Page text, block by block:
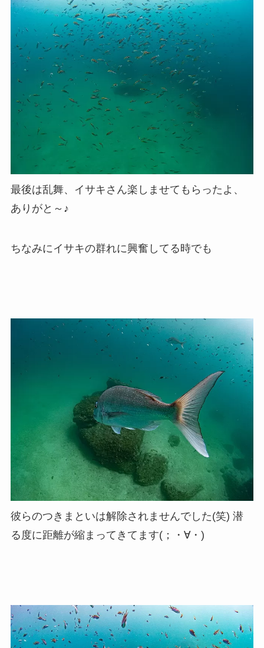
最後は乱舞、イサキさん楽しませてもらったよ、
ありがと～♪
ちなみにイサキの群れに興奮してる時でも
彼らのつきまといは解除されませんでした(笑) 潜
る度に距離が縮まってきてます(；・∀・)